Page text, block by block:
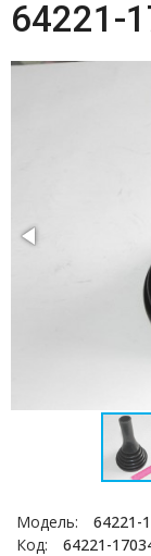
64221-
Модель:
64221-
Код:
64221-